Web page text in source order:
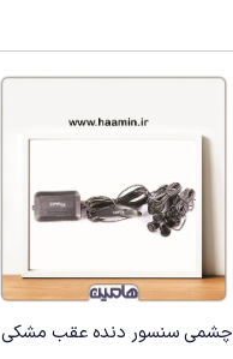
چشمی سنسور دنده عقب مشکی